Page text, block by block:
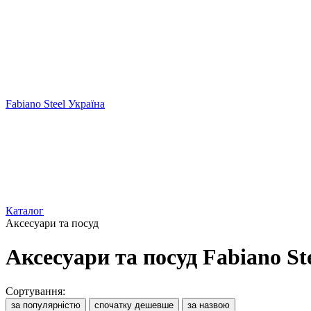
Fabiano Steel Україна
Каталог
Аксесуари та посуд
Аксесуари та посуд Fabiano
Сортування:
за популярністю спочатку дешевше за назвою